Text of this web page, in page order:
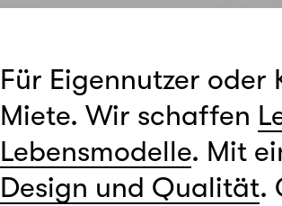
Für Eigennutzer
Miete. Wir schaffen
Lebensmodelle. Mit
Design und Qualität.